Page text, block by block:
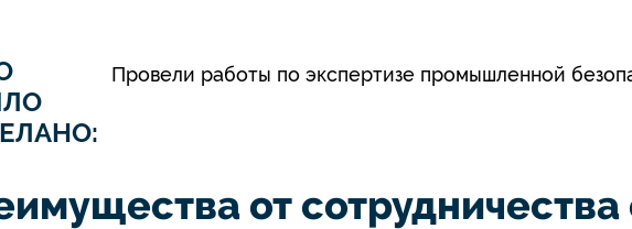
Провели работы по экспертизе промышленной
от сотрудничества